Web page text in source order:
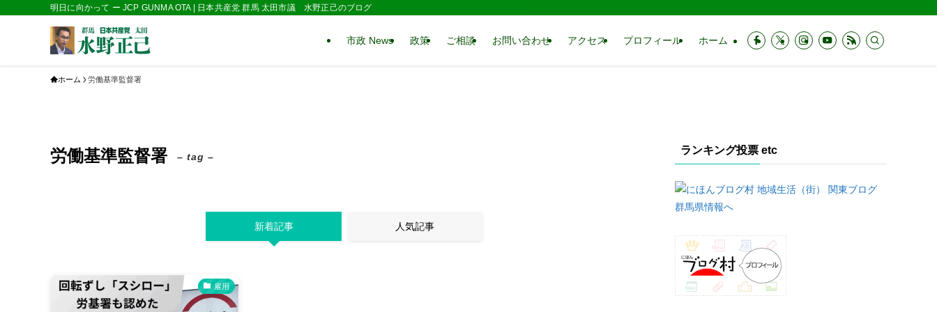
明日に向かって ー JCP GUNMA OTA | 日本共産党 群馬 太田市議 水野正己のブログ
市政 News 政策 ご相談 お問い合わせ アクセス プロフィール ホーム
ホーム 労働基準監督署
労働基準監督署 – tag –
新着記事 人気記事
雇用
ランキング投票 etc